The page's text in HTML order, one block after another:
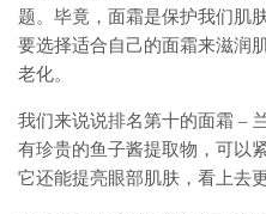
题。毕竟，面霜是保护我们肌
要选择适合自己的面霜来滋润
老化。
我们来说说排名第十的面霜 –
有珍贵的鱼子酱提取物，可以
它还能提亮眼部肌肤，看上去